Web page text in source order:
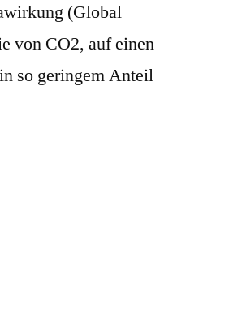
(Global
von CO2, auf einen
so geringem Anteil